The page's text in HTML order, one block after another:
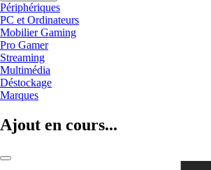
Périphériques
PC et Ordinateurs
Mobilier Gaming
Pro Gamer
Streaming
Multimédia
Déstockage
Marques
Ajout en cours...